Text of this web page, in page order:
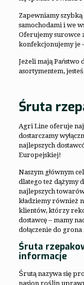
Zapewniamy
samochodami i we
Oferujemy surowce
konfekcjonujemy je
Jeżeli mają Państwo
asortymentem,
Śruta
Agri Line oferuje
dostarczamy
najlepszych
Europejskiej!
Naszym głównym
dlatego też dążymy
najlepszych
kładziemy również
klientów, którzy
dostawcę – mamy
dołączenie do grona
Śruta
informacje
Śrutą nazywa się
nasion roślin